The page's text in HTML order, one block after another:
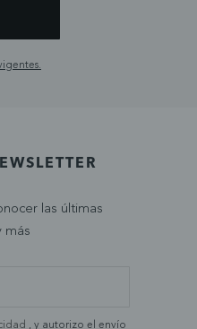
las últimas
más
, y autorizo el envío